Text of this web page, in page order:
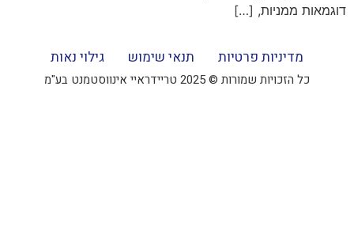
דוגמאות ממניות, […]
מדיניות פרטיות תנאי שימוש גילוי נאות
כל הזכויות שמורות © 2025 טריידראיי אינווסטמנט בע"מ